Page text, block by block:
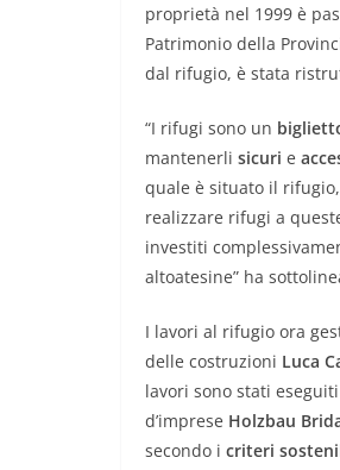
proprietà nel 1999 è
Patrimonio della
dal rifugio, è stata
“I rifugi sono un
mantenerli sicuri e
quale è situato il
realizzare rifugi a
investiti
altoatesine” ha
I lavori al rifugio ora
delle costruzioni Luca
lavori sono stati
d’imprese Holzbau
secondo i criteri